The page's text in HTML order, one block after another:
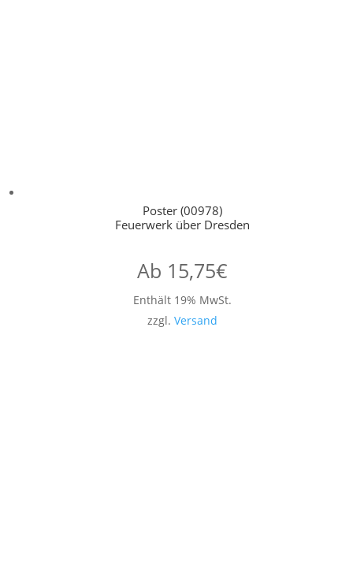
Poster (00978)
Feuerwerk über Dresden
Ab 15,75€
Enthält 19% MwSt.
zzgl. Versand